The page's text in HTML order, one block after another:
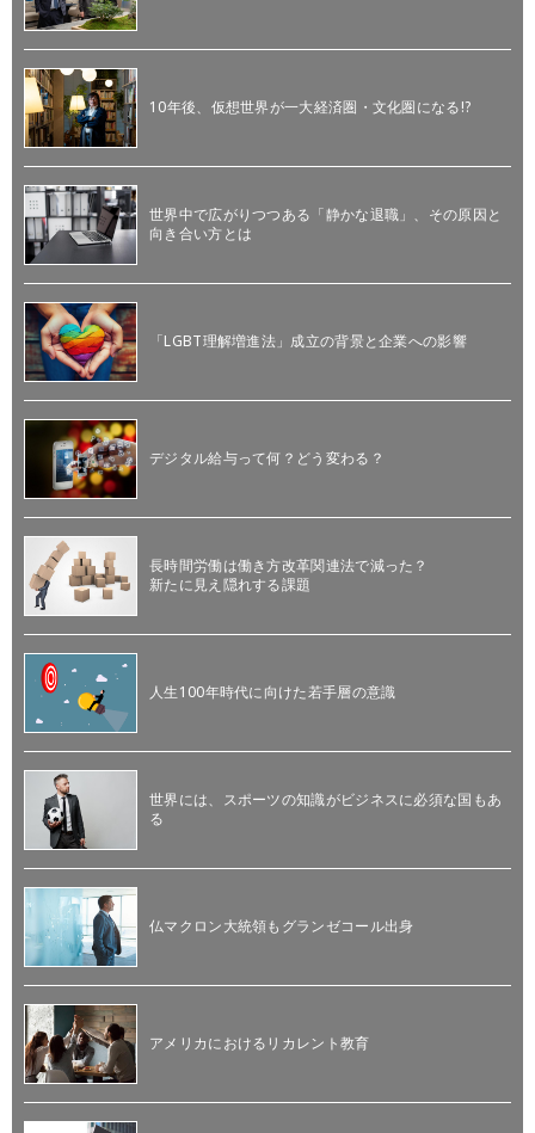
10年後、仮想世界が一大経済圏・文化圏になる!?
世界中で広がりつつある「静かな退職」、その原因と
向き合い方とは
「LGBT理解増進法」成立の背景と企業への影響
デジタル給与って何？どう変わる？
長時間労働は働き方改革関連法で減った？
新たに見え隠れする課題
人生100年時代に向けた若手層の意識
世界には、スポーツの知識がビジネスに必須な国もあ
る
仏マクロン大統領もグランゼコール出身
アメリカにおけるリカレント教育